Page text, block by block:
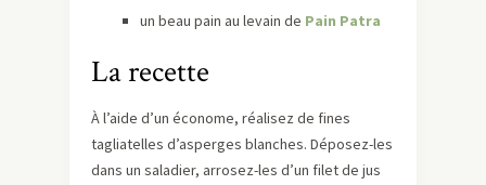
un beau pain au levain de Pain Patra
La recette
À l’aide d’un économe, réalisez de fines
tagliatelles d’asperges blanches. Déposez-les
dans un saladier, arrosez-les d’un filet de jus